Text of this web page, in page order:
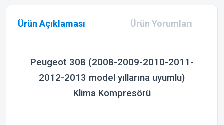
Ürün Açıklaması Ürün Yorumları
Peugeot 308 (2008-2009-2010-2011-
2012-2013 model yıllarına uyumlu)
Klima Kompresörü